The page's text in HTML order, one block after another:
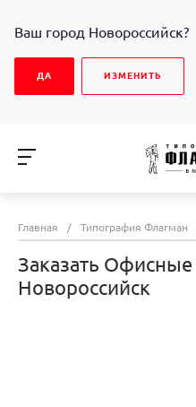
Ваш город Новороссийск?
ДА ИЗМЕНИТЬ
Главная / Типография Флагман
Заказать Офисные
Новороссийск